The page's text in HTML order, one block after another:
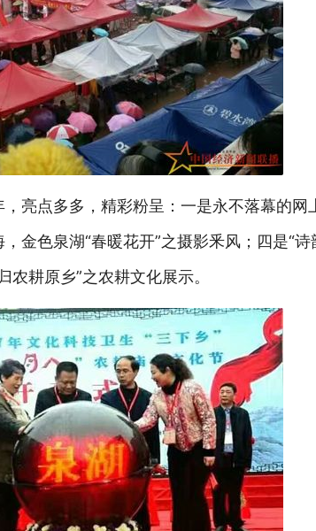
亮点多多，精彩粉呈：一是永不落幕的网
金色泉湖“春暖花开”之摄影釆风；四是“
耕原乡”之农耕文化展示。